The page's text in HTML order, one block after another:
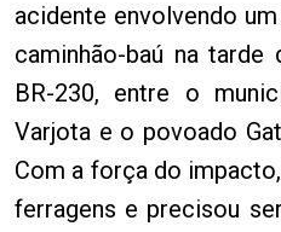
acidente envolvendo
caminhão-baú na
BR-230, entre o
Varjota e o povoado
Com a força do
ferragens e precisou